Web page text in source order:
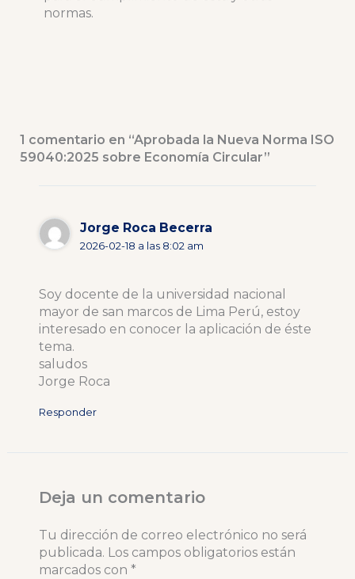
normas.
1 comentario en “Aprobada la Nueva Norma ISO
59040:2025 sobre Economía Circular”
Jorge Roca Becerra
2026-02-18 a las 8:02 am
Soy docente de la universidad nacional
mayor de san marcos de Lima Perú, estoy
interesado en conocer la aplicación de éste
tema.
saludos
Jorge Roca
Responder
Deja un comentario
Tu dirección de correo electrónico no será
publicada. Los campos obligatorios están
marcados con *